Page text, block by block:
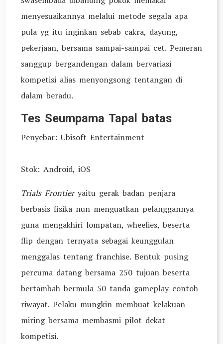
menyesuaikannya melalui metode segala apa
pula yg itu inginkan sebab cakra, dayung,
pekerjaan, bersama sampai-sampai cet. Pemeran
sanggup bergandengan dalam bervariasi
kompetisi alias menyongsong tentangan di
dalam beradu.
Tes Seumpama Tapal batas
Penyebar: Ubisoft Entertainment
Stok: Android, iOS
Trials Frontier yaitu gerak badan penjara
berbasis fisika nun menguatkan pelanggannya
guna mengakhiri lompatan, wheelies, beserta
flip dengan ternyata sebagai keunggulan
menggalas tentang franchise. Bentuk pusing
percuma datang bersama 250 tujuan beserta
bertambah bermula 50 tanda gameplay contoh
riwayat. Pelaku mungkin membuat kelakuan
miring bersama membasmi pilot dekat
kompetisi.